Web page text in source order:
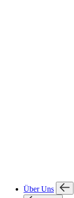
Über Uns